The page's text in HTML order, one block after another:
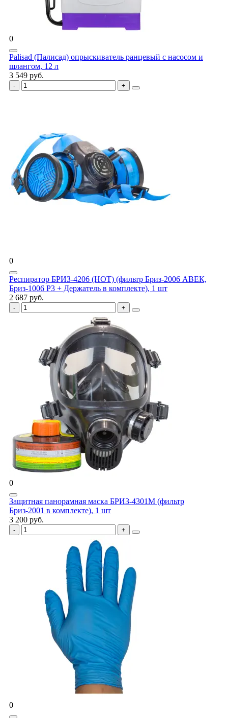
0
Palisad (Палисад) опрыскиватель ранцевый с насосом и
шлангом, 12 л
3 549 руб.
0
Респиратор БРИЗ-4206 (НОТ) (фильтр Бриз-2006 АВЕК,
Бриз-1006 Р3 + Держатель в комплекте), 1 шт
2 687 руб.
0
Защитная панорамная маска БРИЗ-4301М (фильтр
Бриз-2001 в комплекте), 1 шт
3 200 руб.
0